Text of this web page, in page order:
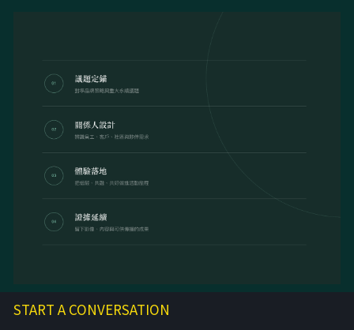
START A CONVERSATION